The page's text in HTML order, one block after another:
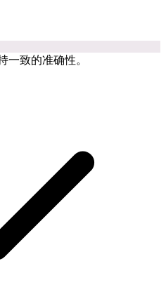
一致的准确性。